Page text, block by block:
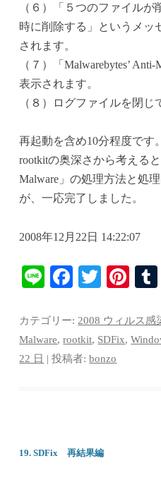
（６）「５つのファイル
時に削除する」というメッ
されます。
（７）「Malwarebytes’
表示されます。
（８）ログファイルを閉じ
再起動を含め10分程度です。
rootkitの奥深さから考えると
Malware」の処理方法と処
が、一応完了しました。
2008年12月22日 14:22:07
Li
Fa
bo
ok
T
tte
r
Pi
er
es
カテゴリー: 2008 ウィルス感
Malware,rootkit, SDFix,
22 日 |投稿者:bonzo
19. SDFix 再結果編